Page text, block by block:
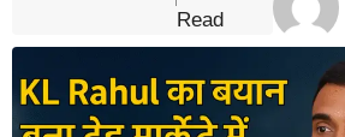
Read